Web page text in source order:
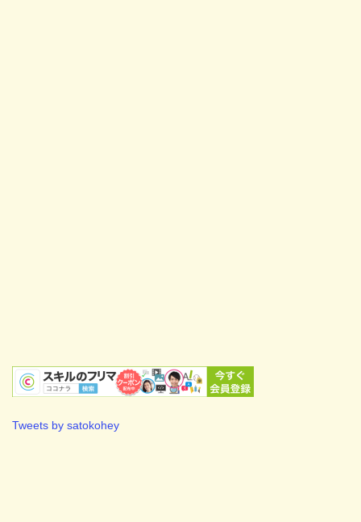
Tweets by satokohey